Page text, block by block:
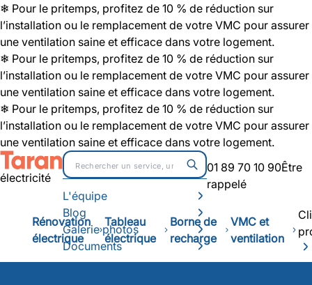
❄ Pour le pritemps, profitez de 10 % de réduction sur
l’installation ou le remplacement de votre VMC pour assurer
une ventilation saine et efficace dans votre logement.
❄ Pour le pritemps, profitez de 10 % de réduction sur
l’installation ou le remplacement de votre VMC pour assurer
une ventilation saine et efficace dans votre logement.
❄ Pour le pritemps, profitez de 10 % de réduction sur
l’installation ou le remplacement de votre VMC pour assurer
une ventilation saine et efficace dans votre logement.
électricité
L'équipe
Blog
Galerie photos
Documents
01 89 70 10 90Être
rappelé
Rénovation
électrique
Tableau
électrique
Borne de
recharge
VMC et
ventilation